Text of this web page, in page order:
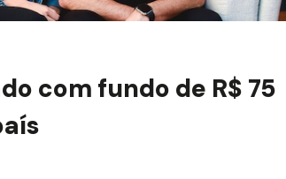
com fundo de R$ 75